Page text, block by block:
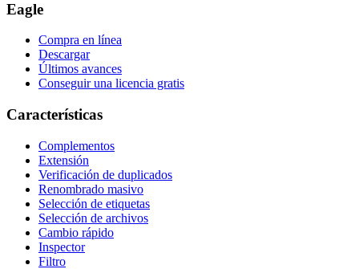
Eagle
Compra en línea
Descargar
Últimos avances
Conseguir una licencia gratis
Características
Complementos
Extensión
Verificación de duplicados
Renombrado masivo
Selección de etiquetas
Selección de archivos
Cambio rápido
Inspector
Filtro